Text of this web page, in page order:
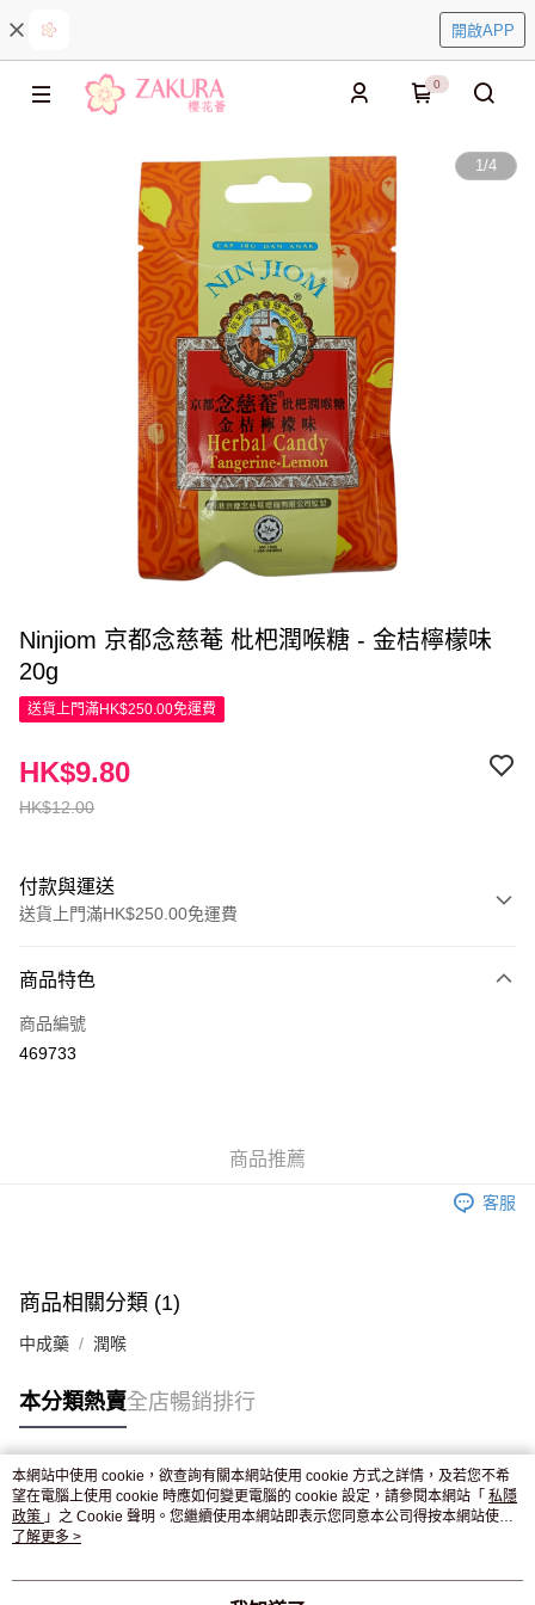
開啟APP
0
1/4
Ninjiom 京都念慈菴 枇杷潤喉糖 - 金桔檸檬味
20g
送貨上門滿HK$250.00免運費
HK$12.00
HK$9.80
付款與運送
送貨上門滿HK$250.00免運費
信用卡
Apple Pay
商品特色
商品編號
469733
商品推薦
客服
商品相關分類 (1)
中成藥 潤喉
本分類熱賣全店暢銷排行
熱門標籤
熱銷排行
本網站中使用 cookie，欲查詢有關本網站使用 cookie 方式之詳情，及若您不希
望在電腦上使用 cookie 時應如何變更電腦的 cookie 設定，請參閱本網站「 私隱
政策 」之 Cookie 聲明。您繼續使用本網站即表示您同意本公司得按本網站使用
條款之 Cookie 聲明使用 cookie。
了解更多 >